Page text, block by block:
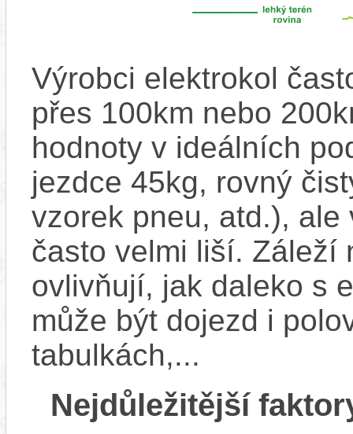
Výrobci elektrokol
přes 100km nebo
hodnoty v ideálních
jezdce 45kg, rovný
vzorek pneu, atd.),
často velmi liší. Záleží
ovlivňují, jak daleko s
může být dojezd i
tabulkách,...
Nejdůležitější